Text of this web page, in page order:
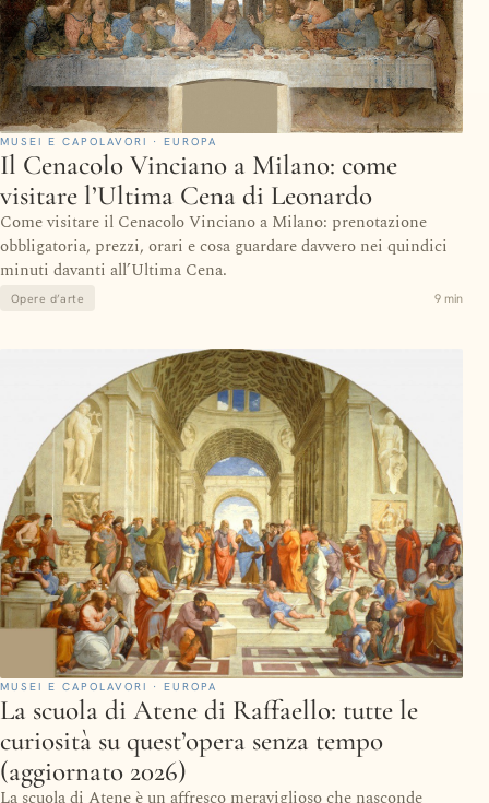
MUSEI E CAPOLAVORI · EUROPA
Il Cenacolo Vinciano a Milano: come
visitare l’Ultima Cena di Leonardo
Come visitare il Cenacolo Vinciano a Milano: prenotazione
obbligatoria, prezzi, orari e cosa guardare davvero nei quindici
minuti davanti all’Ultima Cena.
Opere d’arte 9 min
MUSEI E CAPOLAVORI · EUROPA
La scuola di Atene di Raffaello: tutte le
curiosità su quest’opera senza tempo
(aggiornato 2026)